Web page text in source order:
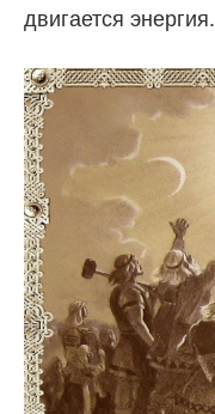
двигается энергия.